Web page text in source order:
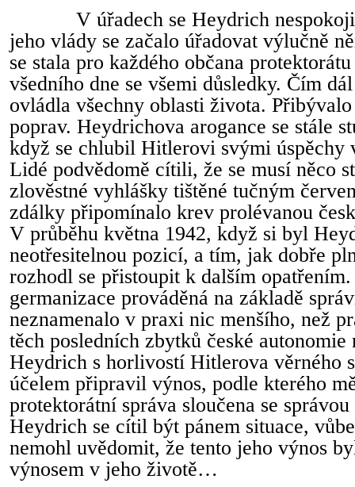
V úřadech se Heydrich
jeho vlády se začalo úřadovat výlučně
se stala pro každého občana
všedního dne se všemi důsledky. Čím
ovládla všechny oblasti života.
poprav. Heydrichova arogance se stále
když se chlubil Hitlerovi svými úspěchy
Lidé podvědomě cítili, že se musí něco
zlověstné vyhlášky tištěné tučným
zdálky připomínalo krev prolévanou
V průběhu května 1942, když si byl
neotřesitelnou pozicí, a tím, jak dobře
rozhodl se přistoupit k dalším
germanizace prováděná na základě
neznamenalo v praxi nic menšího, než
těch posledních zbytků české autonomie
Heydrich s horlivostí Hitlerova věrného
účelem připravil výnos, podle kterého
protektorátní správa sloučena se
Heydrich se cítil být pánem situace,
nemohl uvědomit, že tento jeho výnos
výnosem v jeho životě…